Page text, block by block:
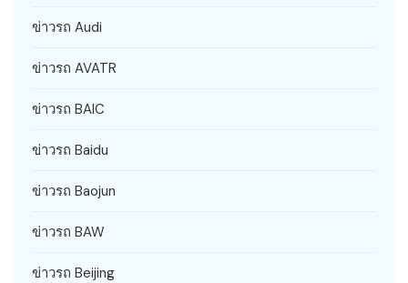
ข่าวรถ Audi
ข่าวรถ AVATR
ข่าวรถ BAIC
ข่าวรถ Baidu
ข่าวรถ Baojun
ข่าวรถ BAW
ข่าวรถ Beijing